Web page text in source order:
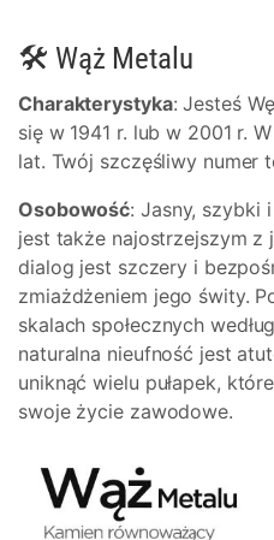
🛠 Wąż Metalu
Charakterystyka: Jesteś
się w 1941 r. lub w 2001 r.
lat. Twój szczęśliwy numer
Osobowość: Jasny, szybki
jest także najostrzejszym z
dialog jest szczery i
zmiażdżeniem jego świty.
skalach społecznych
naturalna nieufność jest
uniknąć wielu pułapek,
swoje życie zawodowe.